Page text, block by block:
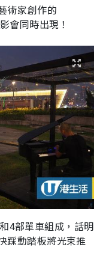
術家創作的
會同時出現！
4部單車組成，話明
踩動踏板將光束推